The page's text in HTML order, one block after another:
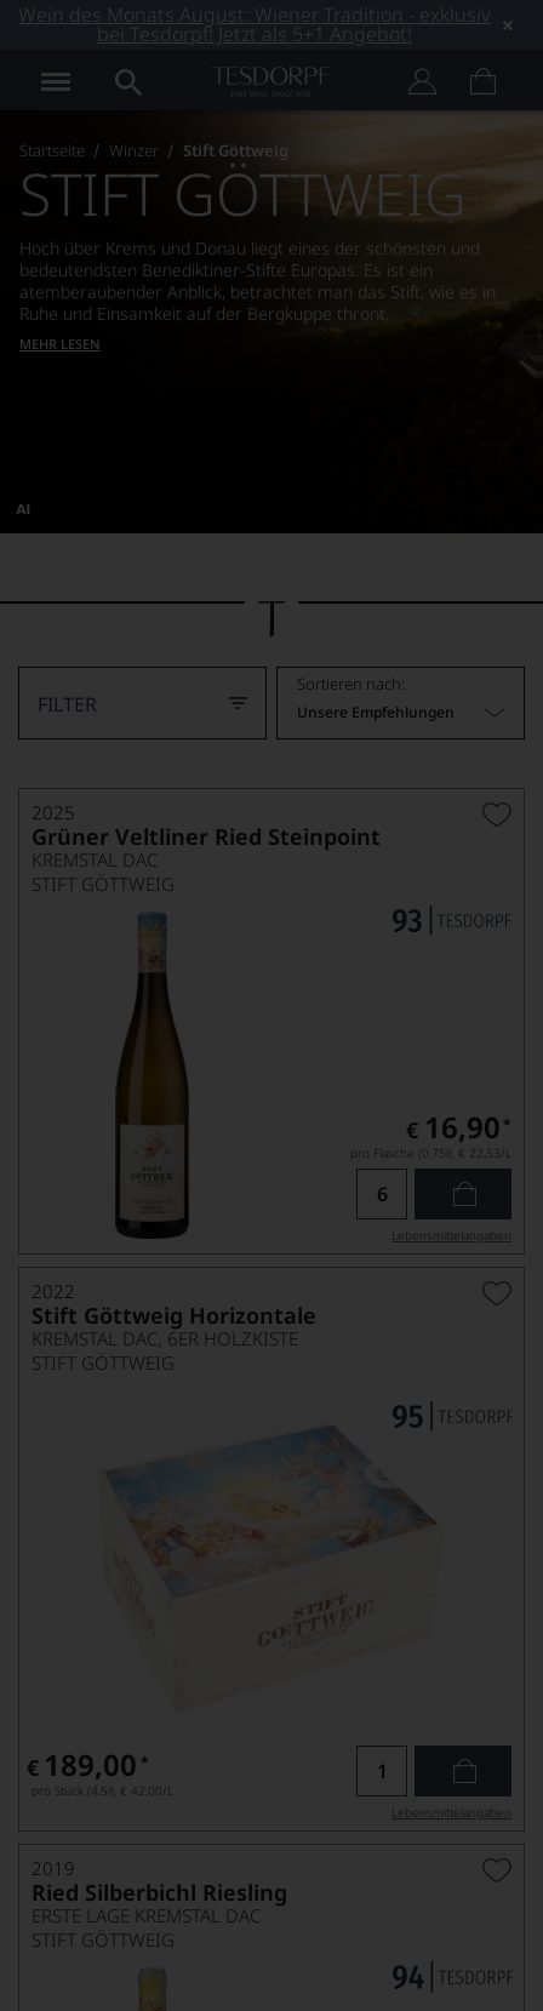
Wein des Monats August: Wiener Tradition - exklusiv
bei Tesdorpf! Jetzt als 5+1 Angebot!
Startseite Winzer Stift Göttweig
Dieses
von
STIFT GÖTTWEIG
Hoch über Krems und Donau liegt eines der schönsten und
bedeutendsten Benediktiner-Stifte Europas. Es ist ein
atemberaubender Anblick, betrachtet man das Stift, wie es in
Ruhe und Einsamkeit auf der Bergkuppe thront.
MEHR LESEN
FILTER
Sortieren nach:
Unsere Empfehlungen
2025
Grüner Veltliner Ried Steinpoint
KREMSTAL DAC
STIFT GÖTTWEIG
€ 16,90 *
pro Flasche (0.75l), € 22,53/L
Lebensmittel­angaben
2022
Stift Göttweig Horizontale
KREMSTAL DAC, 6ER HOLZKISTE
STIFT GÖTTWEIG
€ 189,00 *
pro Stück (4.5l), € 42,00/L
Lebensmittel­angaben
2019
Ried Silberbichl Riesling
ERSTE LAGE KREMSTAL DAC
STIFT GÖTTWEIG